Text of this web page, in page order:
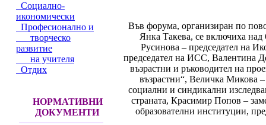
Социално-
икономически
Професионално и
творческо
развитие
на учителя
Отдих
НОРМАТИВНИ
ДОКУМЕНТИ
Във форума, организиран по
Янка Такева, се включиха
Русинова – председател на
председател на ИСС, Валентина
възрастни и ръководител на
възрастни“, Величка Микова
социални и синдикални
страната, Красимир Попов –
образователни институции,